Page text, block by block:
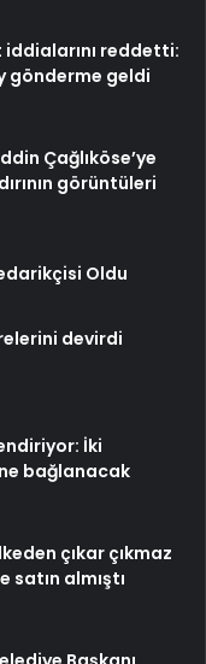
reddetti:
gönderme geldi
Çağlıköse’ye
görüntüleri
Oldu
devirdi
İki
bağlanacak
çıkar çıkmaz
satın almıştı